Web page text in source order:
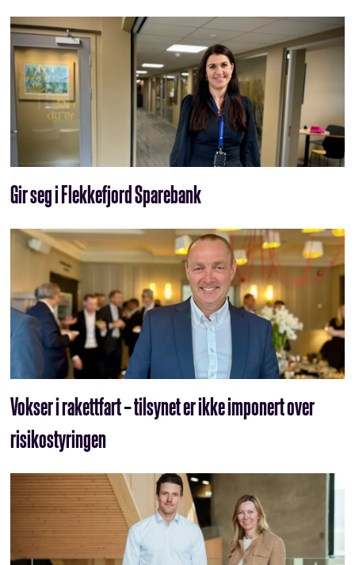
Gir seg i Flekkefjord Sparebank
Vokser i rakettfart – tilsynet er ikke imponert over
risikostyringen